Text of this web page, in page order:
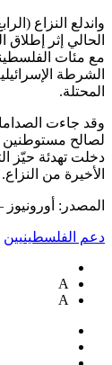
الحالي إثر
مع مئات
الشرطة
المحتلة.
وقد جاءت
لصالح مستوطنين
دخلت تهدئة حيّز
الأخيرة من النزاع.
المصدر:
دعم الفلسطينيين
A
A